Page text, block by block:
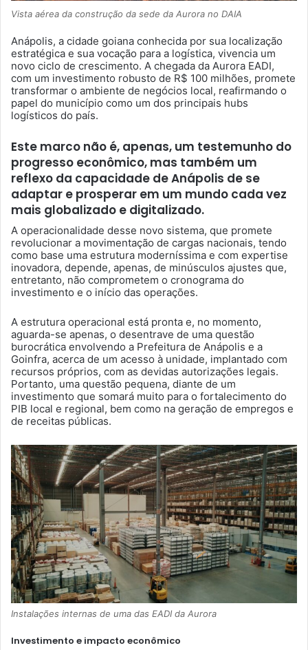
Vista aérea da construção da sede da Aurora no DAIA
Anápolis, a cidade goiana conhecida por sua localização
estratégica e sua vocação para a logística, vivencia um
novo ciclo de crescimento. A chegada da Aurora EADI,
com um investimento robusto de R$ 100 milhões, promete
transformar o ambiente de negócios local, reafirmando o
papel do município como um dos principais hubs
logísticos do país.
Este marco não é, apenas, um testemunho do
progresso econômico, mas também um
reflexo da capacidade de Anápolis de se
adaptar e prosperar em um mundo cada vez
mais globalizado e digitalizado.
A operacionalidade desse novo sistema, que promete
revolucionar a movimentação de cargas nacionais, tendo
como base uma estrutura moderníssima e com expertise
inovadora, depende, apenas, de minúsculos ajustes que,
entretanto, não comprometem o cronograma do
investimento e o início das operações.
A estrutura operacional está pronta e, no momento,
aguarda-se apenas, o desentrave de uma questão
burocrática envolvendo a Prefeitura de Anápolis e a
Goinfra, acerca de um acesso à unidade, implantado com
recursos próprios, com as devidas autorizações legais.
Portanto, uma questão pequena, diante de um
investimento que somará muito para o fortalecimento do
PIB local e regional, bem como na geração de empregos e
de receitas públicas.
Instalações internas de uma das EADI da Aurora
Investimento e impacto econômico